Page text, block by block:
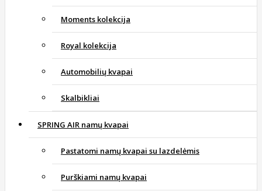
Moments kolekcija
Royal kolekcija
Automobilių kvapai
Skalbikliai
SPRING AIR namų kvapai
Pastatomi namų kvapai su lazdelėmis
Purškiami namų kvapai